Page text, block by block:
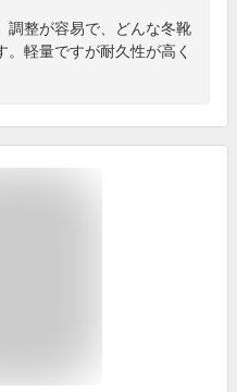
調整が容易で、どんな冬靴
軽量ですが耐久性が高く